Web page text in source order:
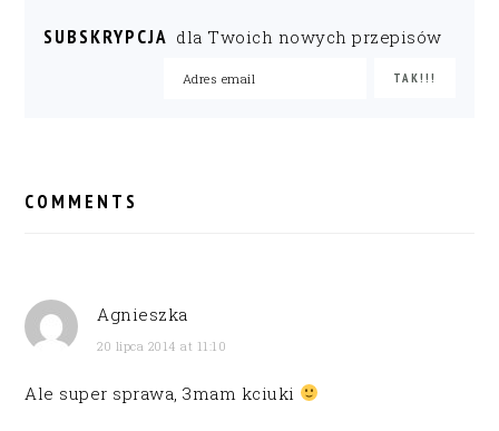
SUBSKRYPCJA dla Twoich nowych przepisów
INTERACTIONS
COMMENTS
Agnieszka
20 lipca 2014 at 11:10
Ale super sprawa, 3mam kciuki